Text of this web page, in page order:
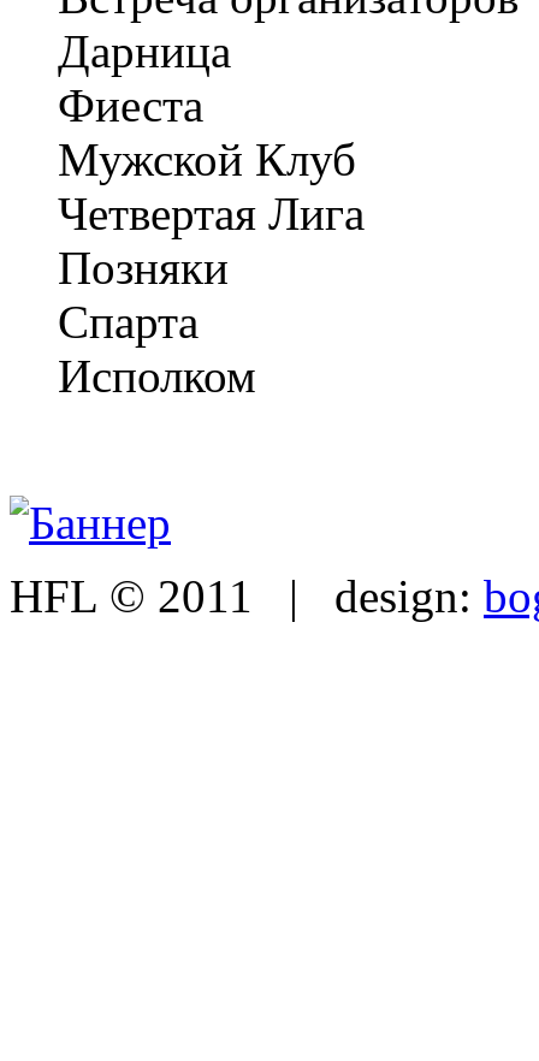
Дарница
Фиеста
Мужской Клуб
Четвертая Лига
Позняки
Спарта
Исполком
HFL © 2011 | design: